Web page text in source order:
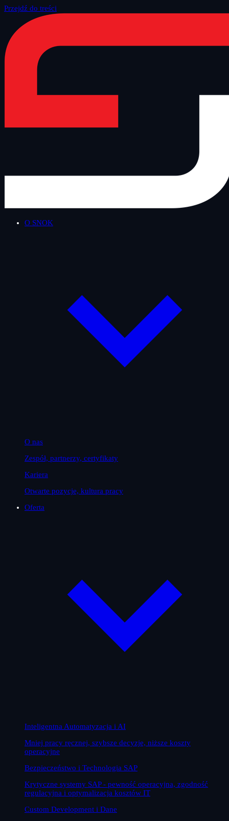
Przejdź do treści
O SNOK
O nas
Zespół, partnerzy, certyfikaty
Kariera
Otwarte pozycje, kultura pracy
Oferta
Inteligentna Automatyzacja i AI
Mniej pracy ręcznej, szybsze decyzje, niższe koszty
operacyjne
Bezpieczeństwo i Technologia SAP
Krytyczne systemy SAP - pewność operacyjna, zgodność
regulacyjna i optymalizacja kosztów IT
Custom Development i Dane
Strona główna